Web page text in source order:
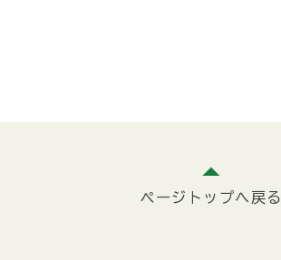
ページトップへ戻る